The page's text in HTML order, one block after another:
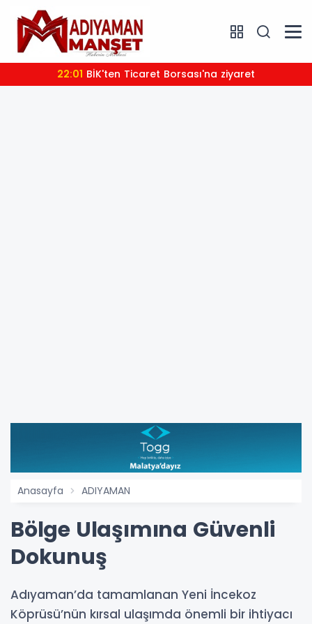
22:01 BİK'ten Ticaret Borsası'na ziyaret
Anasayfa ADIYAMAN
Bölge Ulaşımına Güvenli
Dokunuş
Adıyaman’da tamamlanan Yeni İncekoz
Köprüsü’nün kırsal ulaşımda önemli bir ihtiyacı